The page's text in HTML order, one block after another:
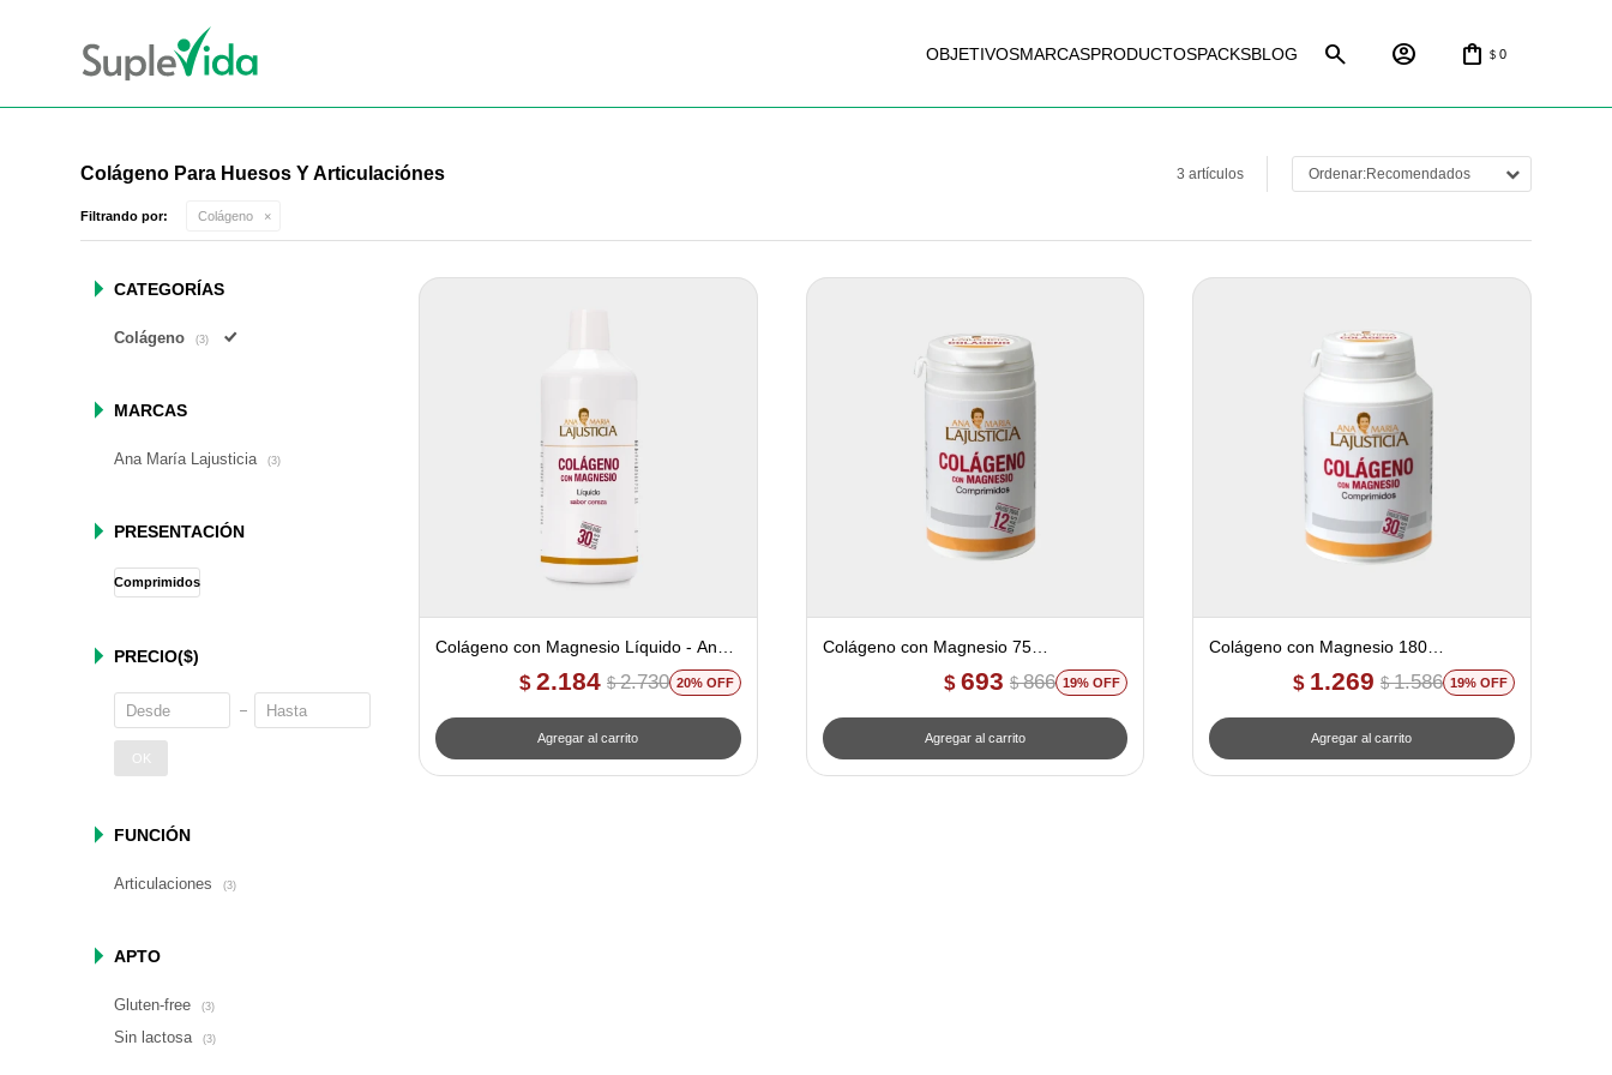
OBJETIVOSMARCASPRODUCTOSPACKSBLOG $ 0
Colágeno Para Huesos Y Articulaciónes 3 artículos Recomendados
Filtrando por: Colágeno
Colágeno con Magnesio Líquido - Ana
Maria Lajusticia
$ 2.184 $ 2.730 20
Colágeno con Magnesio 75
comprimidos - Ana Maria Lajusticia
$ 693 $ 866 19
Colágeno con Magnesio 180
comprimidos - Ana Maria Lajusticia
$ 1.269 $ 1.586 19
CATEGORÍAS
Colágeno (3)
MARCAS
Ana María Lajusticia (3)
PRESENTACIÓN
Comprimidos
PRECIO($)
OK
FUNCIÓN
Articulaciones (3)
APTO
Gluten-free (3)
Sin lactosa (3)